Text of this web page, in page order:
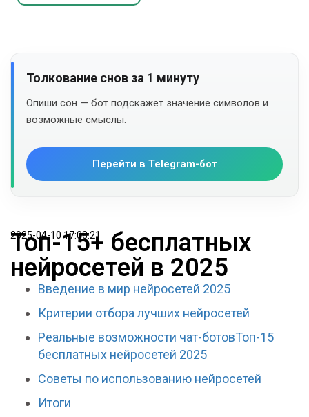
Толкование снов за 1 минуту
Опиши сон — бот подскажет значение символов и
возможные смыслы.
Перейти в Telegram-бот
2025-04-10 17:08:21
Топ-15+ бесплатных
нейросетей в 2025
Введение в мир нейросетей 2025
Критерии отбора лучших нейросетей
Реальные возможности чат-ботовТоп-15
бесплатных нейросетей 2025
Советы по использованию нейросетей
Итоги